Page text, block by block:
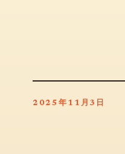
2025年11月3日